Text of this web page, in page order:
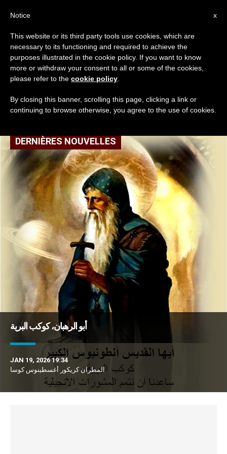
TAG
Posts Tagged ‘غنى
روحي’
DERNIÈRES NOUVELLES
أبو الرهبان، كوكب البرية
JAN 19, 2026 19:34
المطران كريكور أغسطينوس كوسا
x
Notice
This website or its third party tools use cookies, which are
necessary to its functioning and required to achieve the
purposes illustrated in the cookie policy. If you want to know
more or withdraw your consent to all or some of the cookies,
please refer to the cookie policy
By closing this banner, scrolling this page, clicking a link or
continuing to browse otherwise, you agree to the use of cookies.